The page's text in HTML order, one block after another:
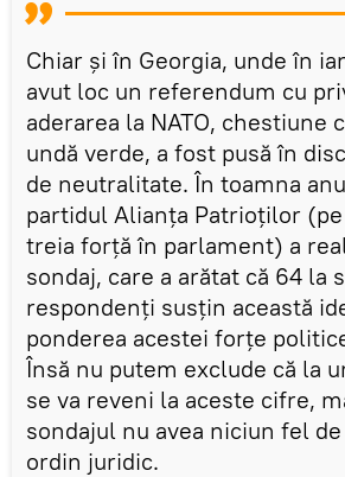
Chiar și în Georgia, unde în
avut loc un referendum cu
aderarea la NATO, chestiune
undă verde, a fost pusă în
de neutralitate. În toamna
partidul Alianța Patrioților
treia forță în parlament) a
sondaj, care a arătat că 64 la
respondenți susțin această
ponderea acestei forțe
Însă nu putem exclude că la
se va reveni la aceste cifre,
sondajul nu avea niciun fel
ordin juridic.